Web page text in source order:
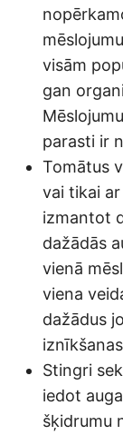
visām
gan
parasti ir
Tomātus
vai tikai
izmantot
dažādās
vienā
viena
dažādus
Stingri
iedot
šķidrumu